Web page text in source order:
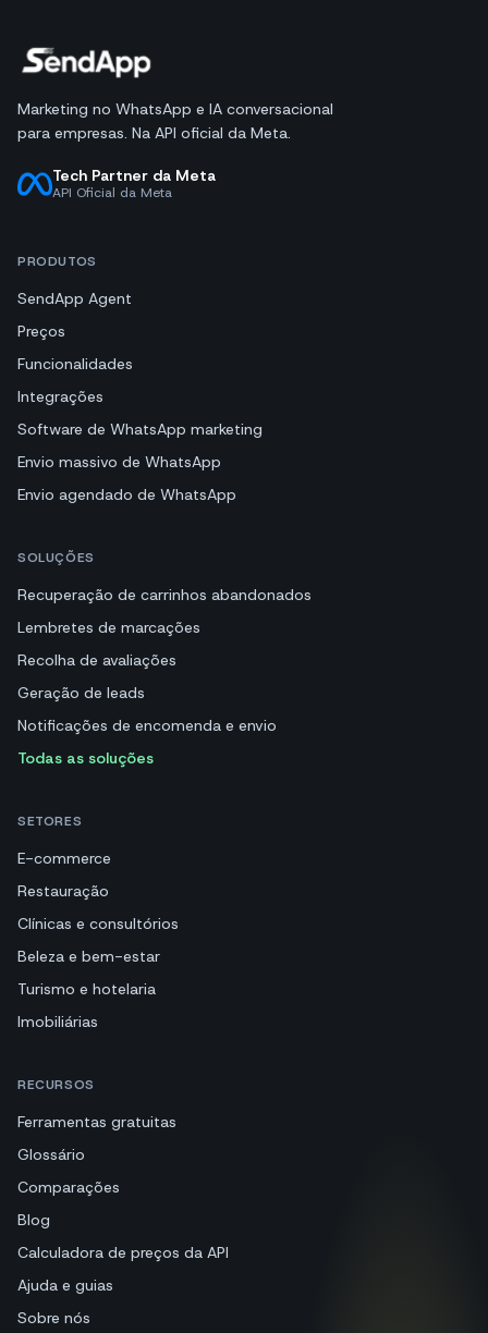
Marketing no WhatsApp e IA conversacional
para empresas. Na API oficial da Meta.
Tech Partner da Meta
API Oficial da Meta
PRODUTOS
SendApp Agent
Preços
Funcionalidades
Integrações
Software de WhatsApp marketing
Envio massivo de WhatsApp
Envio agendado de WhatsApp
SOLUÇÕES
Recuperação de carrinhos abandonados
Lembretes de marcações
Recolha de avaliações
Geração de leads
Notificações de encomenda e envio
Todas as soluções
SETORES
E-commerce
Restauração
Clínicas e consultórios
Beleza e bem-estar
Turismo e hotelaria
Imobiliárias
RECURSOS
Ferramentas gratuitas
Glossário
Comparações
Blog
Calculadora de preços da API
Ajuda e guias
Sobre nós